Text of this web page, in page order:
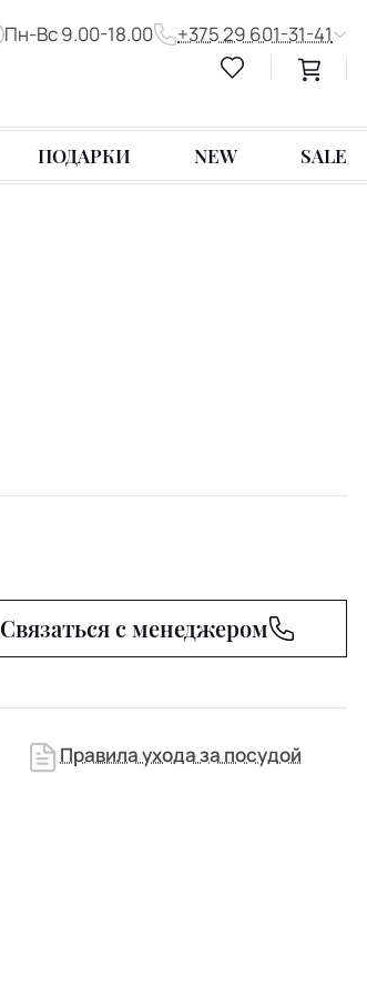
Пн-Вс 9.00-18.00 +375 29 601-31-41
ПОДАРКИ NEW SALE
Связаться с менеджером
Правила ухода за посудой